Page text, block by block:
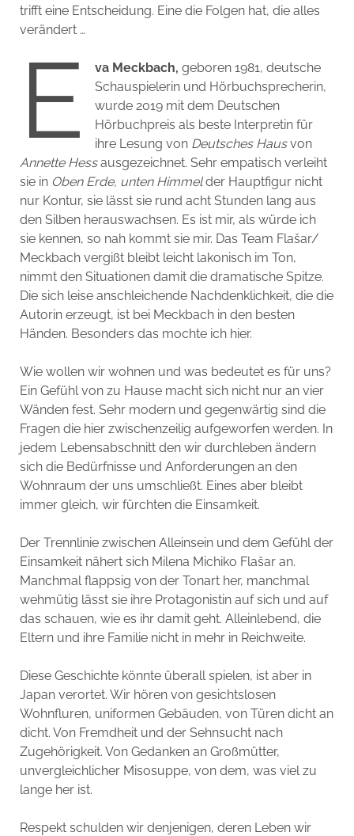
trifft eine Entscheidung. Eine die Folgen hat, die alles
verändert …
E va Meckbach,geboren 1981, deutsche
Schauspielerin und Hörbuchsprecherin,
wurde 2019 mit dem Deutschen
Hörbuchpreis als beste Interpretin für
ihre Lesung von Deutsches Hausvon
Annette Hessausgezeichnet. Sehr empatisch verleiht
sie in Oben Erde, unten Himmelder Hauptfigur nicht
nur Kontur, sie lässt sie rund acht Stunden lang aus
den Silben herauswachsen. Es ist mir, als würde ich
sie kennen, so nah kommt sie mir. Das Team Flašar/
Meckbach vergißt bleibt leicht lakonisch im Ton,
nimmt den Situationen damit die dramatische Spitze.
Die sich leise anschleichende Nachdenklichkeit, die die
Autorin erzeugt, ist bei Meckbach in den besten
Händen. Besonders das mochte ich hier.
Wie wollen wir wohnen und was bedeutet es für uns?
Ein Gefühl von zu Hause macht sich nicht nur an vier
Wänden fest. Sehr modern und gegenwärtig sind die
Fragen die hier zwischenzeilig aufgeworfen werden. In
jedem Lebensabschnitt den wir durchleben ändern
sich die Bedürfnisse und Anforderungen an den
Wohnraum der uns umschließt. Eines aber bleibt
immer gleich, wir fürchten die Einsamkeit.
Der Trennlinie zwischen Alleinsein und dem Gefühl der
Einsamkeit nähert sich Milena Michiko Flašar an.
Manchmal flappsig von der Tonart her, manchmal
wehmütig lässt sie ihre Protagonistin auf sich und auf
das schauen, wie es ihr damit geht. Alleinlebend, die
Eltern und ihre Familie nicht in mehr in Reichweite.
Diese Geschichte könnte überall spielen, ist aber in
Japan verortet. Wir hören von gesichtslosen
Wohnfluren, uniformen Gebäuden, von Türen dicht an
dicht. Von Fremdheit und der Sehnsucht nach
Zugehörigkeit. Von Gedanken an Großmütter,
unvergleichlicher Misosuppe, von dem, was viel zu
lange her ist.
Respekt schulden wir denjenigen, deren Leben wir